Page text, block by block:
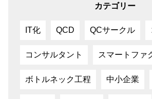
カテゴリー
IT化 QCD QCサークル
コンサルタント スマートファ
ボトルネック工程 中小企業